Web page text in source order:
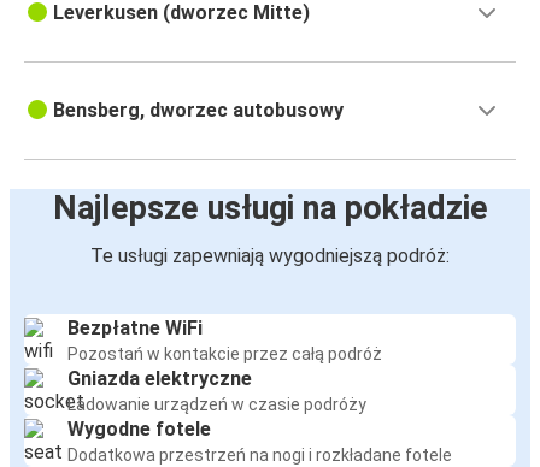
Leverkusen (dworzec Mitte)
Bensberg, dworzec autobusowy
Najlepsze usługi na pokładzie
Te usługi zapewniają wygodniejszą podróż:
Bezpłatne WiFi
Pozostań w kontakcie przez całą podróż
Gniazda elektryczne
Ładowanie urządzeń w czasie podróży
Wygodne fotele
Dodatkowa przestrzeń na nogi i rozkładane fotele